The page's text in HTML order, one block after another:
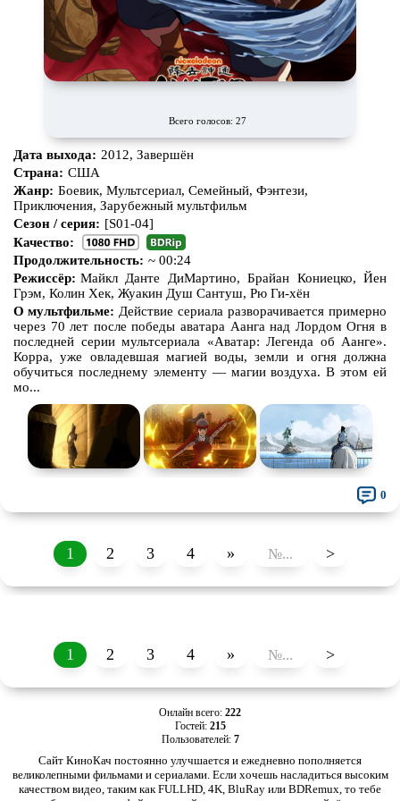
Про викингов Про выживание
Про гангстеров Про гонки
Про деревню Про динозавров
Про зомби Про инопланетян
Про корабли и подводные
лодки
Про любовь Про маньяков и
Про мафию
Про пиратов Про подростков
Про путешествияво времени Про роботов
Про рыцарей Про самолёты
Про собак Про снайперов
Про супергероев Про танки
Про танцы Про тюрьму
Про футбол Про хакеров
катание
Режиссёрская версия Роуд-муви
Сцены с обнажённой натурой Турецкий сериал
Чёрная комедия Экранизация
TeleSynch
CAMRip
Всего голосов: 27
Дата выхода: 2012, Завершён
Страна: США
Жанр: Боевик, Мультсериал, Семейный, Фэнтези,
Приключения, Зарубежный мультфильм
Сезон / серия: [S01-04]
Качество:
Продолжительность: ~ 00:24
Режиссёр: Майкл Данте ДиМартино, Брайан Кониецко, Йен
Грэм, Колин Хек, Жуакин Душ Сантуш, Рю Ги-хён
О мультфильме: Действие сериала разворачивается примерно
через 70 лет после победы аватара Аанга над Лордом Огня в
последней серии мультсериала «Аватар: Легенда об Аанге».
Корра, уже овладевшая магией воды, земли и огня должна
обучиться последнему элементу — магии воздуха. В этом ей
мо...
0
1 2 3 4 » >
1 2 3 4 » >
Онлайн всего: 222
Гостей: 215
Пользователей: 7
Сайт КиноКач постоянно улучшается и ежедневно пополняется
великолепными фильмами и сериалами. Если хочешь насладиться высоким
качеством видео, таким как FULLHD, 4K, BluRay или BDRemux, то тебе